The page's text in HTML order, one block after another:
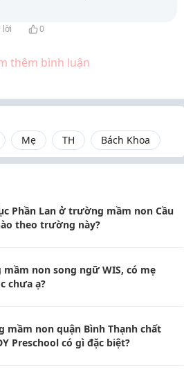
lời 0
thêm bình luận
Mẹ TH Bách Khoa
Phần Lan ở trường mầm non Cầu
theo trường này?
non song ngữ WIS, có mẹ
chưa ạ?
mầm non quận Bình Thạnh chất
Preschool có gì đặc biệt?